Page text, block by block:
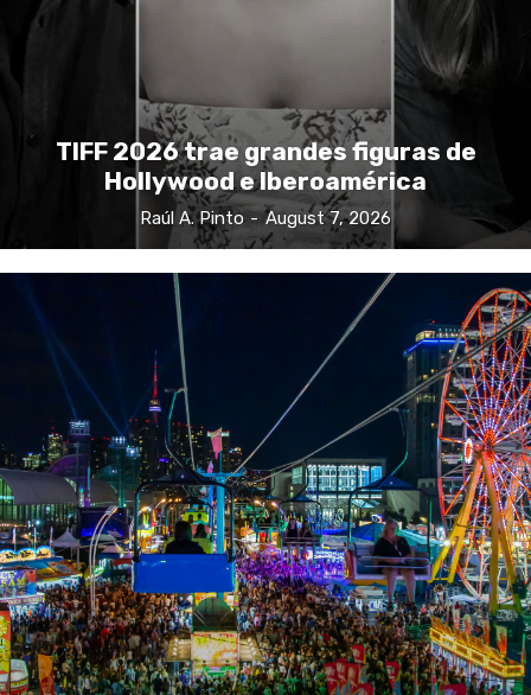
TIFF 2026 trae grandes figuras de
Hollywood e Iberoamérica
Raúl A. Pinto - August 7, 2026